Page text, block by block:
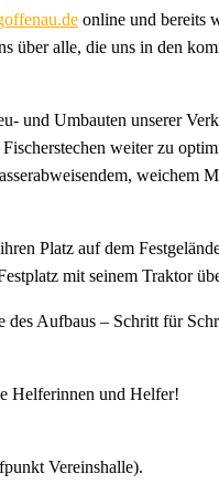
online und bereits
über alle, die uns in den
und Umbauten unserer
weiter zu
weichem
Platz auf dem
mit seinem Traktor
des Aufbaus – Schritt für
Helferinnen und Helfer!
Vereinshalle).